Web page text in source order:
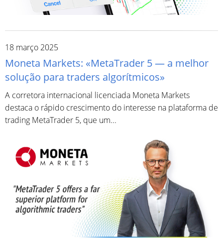
18 março 2025
Moneta Markets: «MetaTrader 5 — a melhor
solução para traders algorítmicos»
A corretora internacional licenciada Moneta Markets
destaca o rápido crescimento do interesse na plataforma de
trading MetaTrader 5, que um...